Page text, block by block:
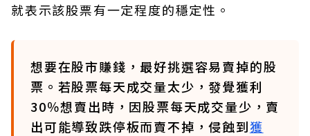
就表示該股票有一定程度的穩定性。
想要在股市賺錢，最好挑選容易賣掉的股
票。若股票每天成交量太少，發覺獲利
30％想賣出時，因股票每天成交量少，賣
出可能導致跌停板而賣不掉，侵蝕到獲